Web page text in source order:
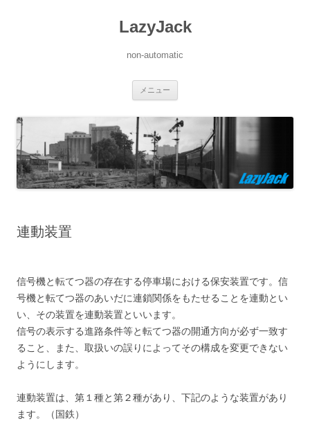
LazyJack
non-automatic
メニュー
ツ
へ
ス
キ
ッ
プ
連動装置
信号機と転てつ器の存在する停車場における保安装置です。信
号機と転てつ器のあいだに連鎖関係をもたせることを連動とい
い、その装置を連動装置といいます。
信号の表示する進路条件等と転てつ器の開通方向が必ず一致す
ること、また、取扱いの誤りによってその構成を変更できない
ようにします。
連動装置は、第１種と第２種があり、下記のような装置があり
ます。（国鉄）